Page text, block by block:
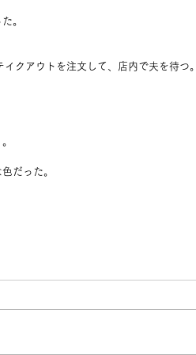
。
クアウトを注文して、店内で夫を待つ。
だった。